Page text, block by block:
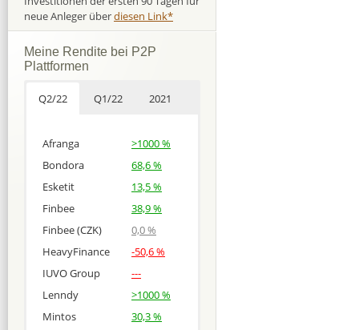
neue Anleger überdiesen Link*
Meine Rendite bei P2P
Plattformen
Q2/22 Q1/22 2021
Afranga
>1000 %
Bondora
68,6 %
Esketit
13,5 %
Finbee
38,9 %
Finbee (CZK)
0,0 %
HeavyFinance
-50,6 %
IUVO Group
---
Lenndy
>1000 %
Mintos
30,3 %